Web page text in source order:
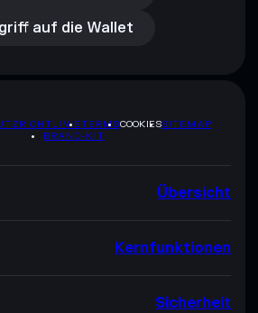
auf die Wallet
TERMSCOOKIESSITEMAP
BRAND-KIT
Übersicht
Kernfunktionen
Sicherheit